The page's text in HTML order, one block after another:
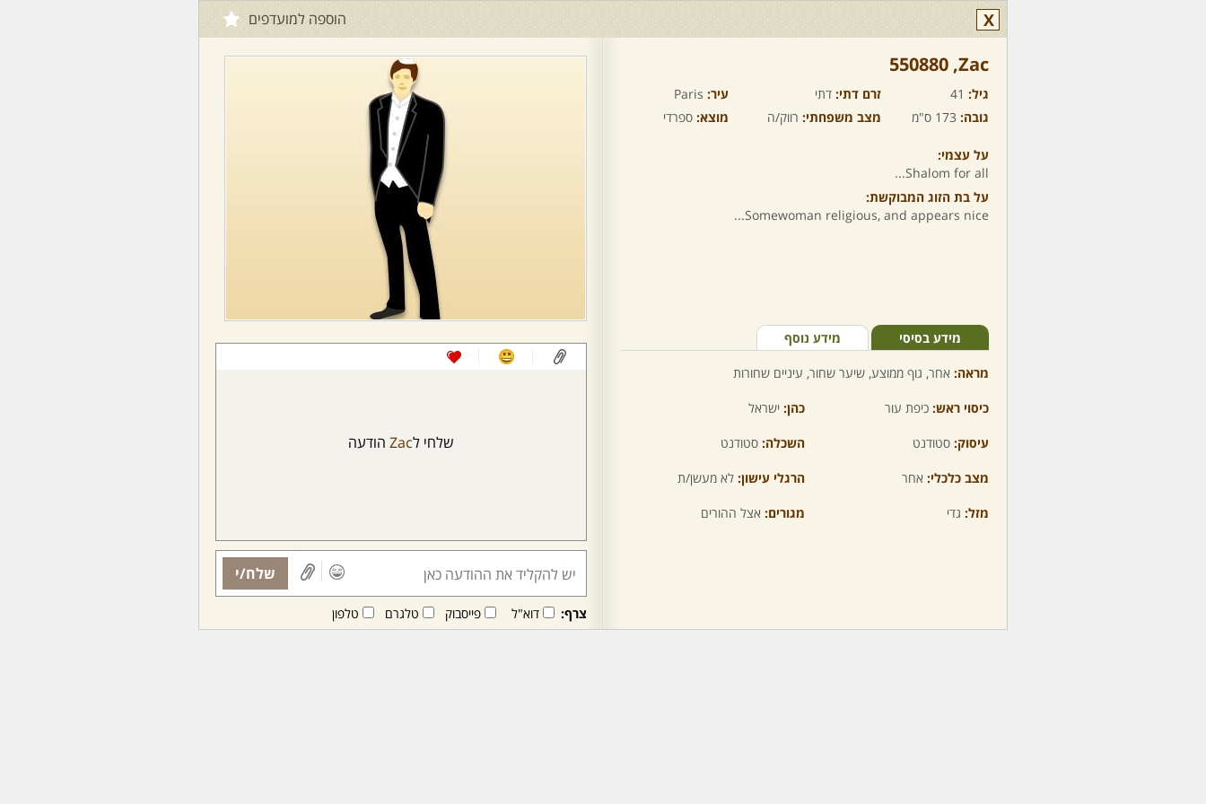
X הוספה למועדפים
Zac,‏ 550880
גיל: 41 זרם דתי: דתי עיר: Paris
גובה: 173 ס"מ מצב משפחתי: רווק/ה מוצא: ספרדי
על עצמי:
Shalom for all...
על בת הזוג המבוקשת:
Somewoman religious, and appears nice...
מידע בסיסי מידע נוסף
מראה: אחר, גוף ממוצע, שיער שחור, עיניים שחורות
כיסוי ראש: כיפת עור כהן: ישראל
עיסוק: סטודנט השכלה: סטודנט
מצב כלכלי: אחר הרגלי עישון: לא מעשן/ת
מזל: גדי מגורים: אצל ההורים
שלחי לZac הודעה
שלח/י
צרף: דוא"ל פייסבוק טלגרם טלפון